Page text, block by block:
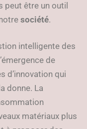
peut être un outil
société.
intelligente des
de
d’innovation qui
donne. La
matériaux plus